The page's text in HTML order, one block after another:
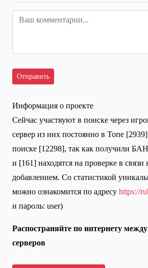
Информация о проекте
Сейчас участвуют в поиске через
сервер из них постоянно в Топе
поиске [12298], так как получили
и [161] находятся на проверке в связи
добавлением. Со статистикой
можно ознакомится по адресу https://
и пароль: user)
Распостраняйте по интернету
серверов